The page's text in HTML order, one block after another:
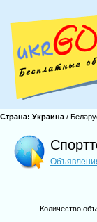
Страна: Украина /
Количество